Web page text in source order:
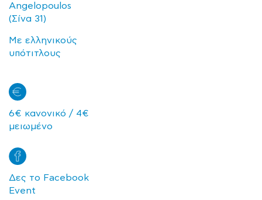
Angelopoulos
(Σίνα 31)
Με ελληνικούς
υπότιτλους
6€ κανονικό / 4€
μειωμένο
Δες το Facebook
Event